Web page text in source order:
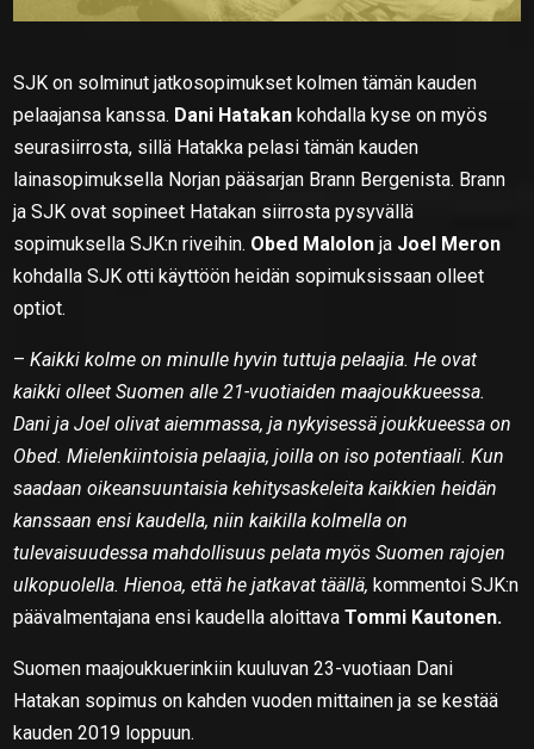
SJK on solminut jatkosopimukset kolmen tämän kauden
pelaajansa kanssa. Dani Hatakan kohdalla kyse on myös
seurasiirrosta, sillä Hatakka pelasi tämän kauden
lainasopimuksella Norjan pääsarjan Brann Bergenista. Brann
ja SJK ovat sopineet Hatakan siirrosta pysyvällä
sopimuksella SJK:n riveihin. Obed Malolon ja Joel Meron
kohdalla SJK otti käyttöön heidän sopimuksissaan olleet
optiot.
–Kaikki kolme on minulle hyvin tuttuja pelaajia. He ovat
kaikki olleet Suomen alle 21-vuotiaiden maajoukkueessa.
Dani ja Joel olivat aiemmassa, ja nykyisessä joukkueessa on
Obed. Mielenkiintoisia pelaajia, joilla on iso potentiaali. Kun
saadaan oikeansuuntaisia kehitysaskeleita kaikkien heidän
kanssaan ensi kaudella, niin kaikilla kolmella on
tulevaisuudessa mahdollisuus pelata myös Suomen rajojen
ulkopuolella. Hienoa, että he jatkavat täällä, kommentoi SJK:n
päävalmentajana ensi kaudella aloittavaTommi Kautonen.
Suomen maajoukkuerinkiin kuuluvan 23-vuotiaan Dani
Hatakan sopimus on kahden vuoden mittainen ja se kestää
kauden 2019 loppuun.